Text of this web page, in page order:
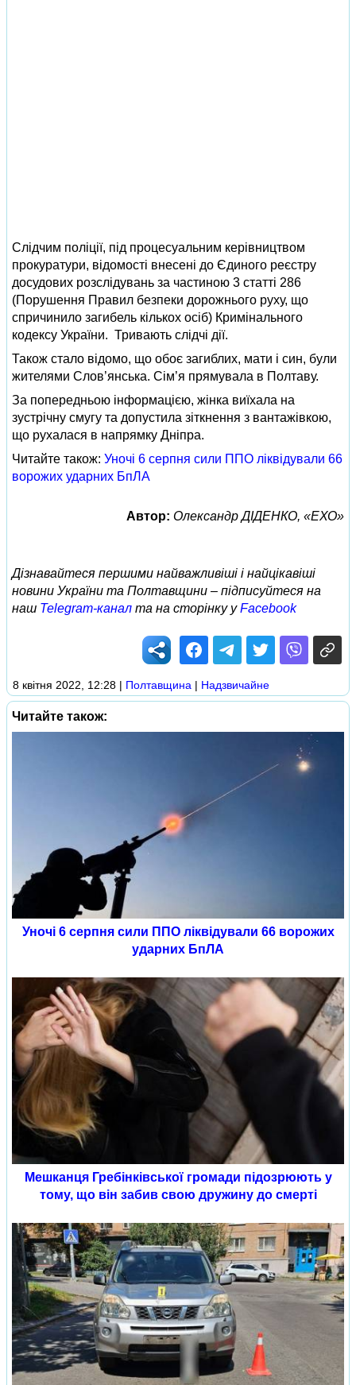
Слідчим поліції, під процесуальним керівництвом
прокуратури, відомості внесені до Єдиного реєстру
досудових розслідувань за частиною 3 статті 286
(Порушення Правил безпеки дорожнього руху, що
спричинило загибель кількох осіб) Кримінального
кодексу України. Тривають слідчі дії.
Також стало відомо, що обоє загиблих, мати і син, були
жителями Слов’янська. Сім’я прямувала в Полтаву.
За попередньою інформацією, жінка виїхала на
зустрічну смугу та допустила зіткнення з вантажівкою,
що рухалася в напрямку Дніпра.
Читайте також: Уночі 6 серпня сили ППО ліквідували 66
ворожих ударних БпЛА
Автор: Олександр ДІДЕНКО, «ЕХО»
Дізнавайтеся першими найважливіші і найцікавіші
новини України та Полтавщини – підписуйтеся на
наш Telegram-канал та на сторінку уFacebook
8 квітня 2022, 12:28 | Полтавщина | Надзвичайне
Читайте також:
Уночі 6 серпня сили ППО ліквідували 66 ворожих
ударних БпЛА
Мешканця Гребінківської громади підозрюють у
тому, що він забив свою дружину до смерті